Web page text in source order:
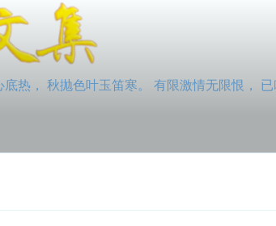
热， 秋抛色叶玉笛寒。 有限激情无限恨，